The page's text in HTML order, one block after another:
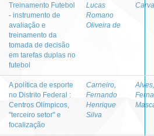
Treinamento Futebol
- instrumento de
avaliação e
treinamento da
tomada de decisão
em tarefas duplas no
futebol
Lucas
Romano
Oliveira de
A política de esporte
no Distrito Federal :
Centros Olímpicos,
"terceiro setor" e
focalização
Carneiro,
Fernando
Henrique
Silva
Alves,